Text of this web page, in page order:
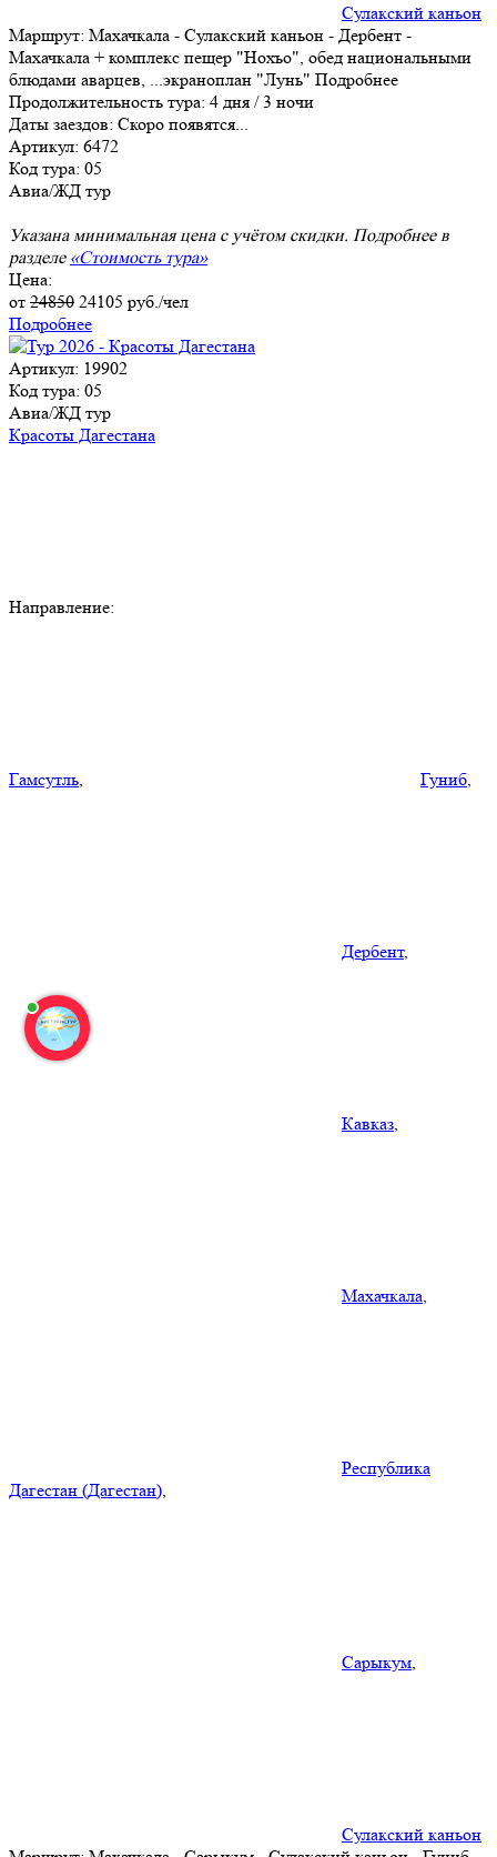
Сулакский каньон
Маршрут: Махачкала - Сулакский каньон - Дербент -
Махачкала + комплекс пещер "Нохъо", обед национальными
блюдами аварцев, ...экраноплан "Лунь" Подробнее
Продолжительность тура: 4 дня / 3 ночи
Даты заездов: Скоро появятся...
Артикул: 6472
Код тура: 05
Авиа/ЖД тур
Указана минимальная цена с учётом скидки. Подробнее в
разделе «Стоимость тура»
Цена:
от 24850 24105 руб./чел
Подробнее
Артикул: 19902
Код тура: 05
Авиа/ЖД тур
Красоты Дагестана
Направление:
Гамсутль, Гуниб,
Дербент,
Кавказ,
Махачкала,
Республика
Дагестан (Дагестан),
Сарыкум,
Сулакский каньон